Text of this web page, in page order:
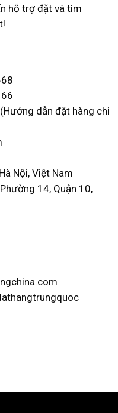
hỗ trợ đặt và tìm
dẫn đặt hàng chi
Nội, Việt Nam
14, Quận 10,